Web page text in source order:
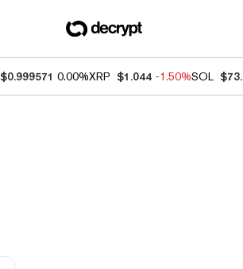
$0.999571 0.00%XRP $1.044 -1.50%SOL